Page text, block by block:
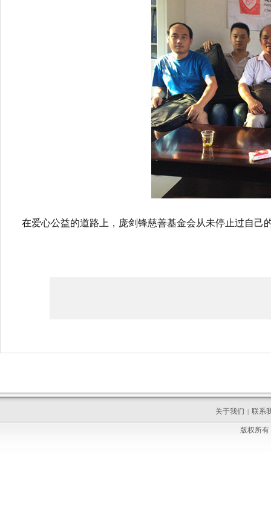
在爱心公益的道路上，庞剑锋慈善基金会从未停止过自己
关于我们 | 联系
版权所